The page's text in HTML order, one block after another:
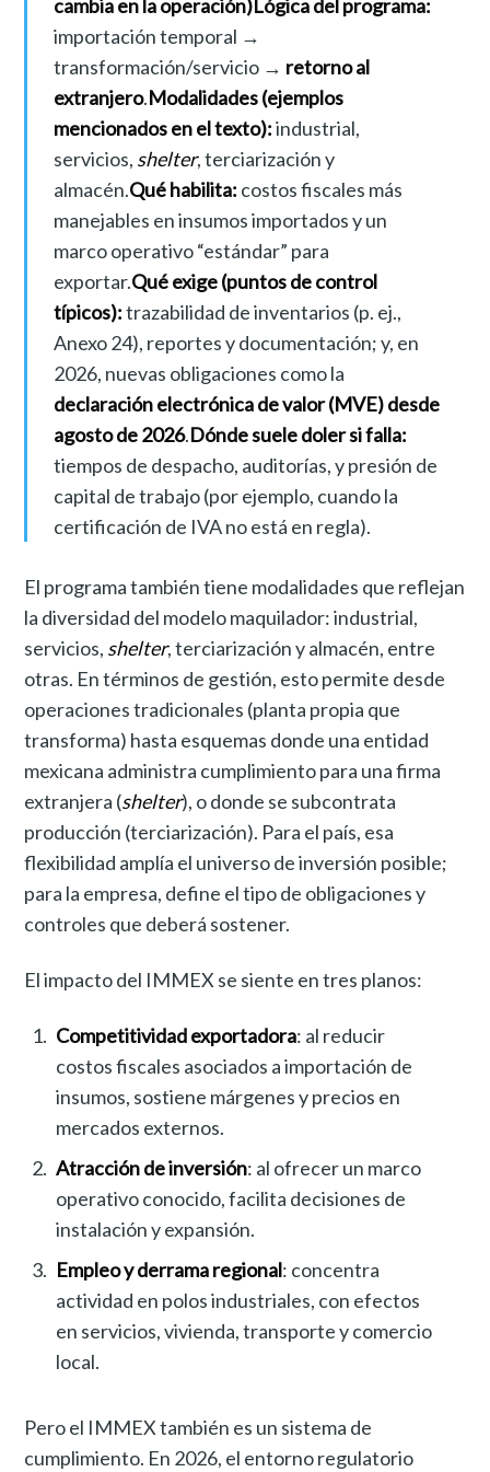
cambia en la operación)Lógica del programa:
importación temporal →
transformación/servicio → retorno al
extranjero.Modalidades (ejemplos
mencionados en el texto):industrial,
servicios, shelter, terciarización y
almacén.Qué habilita: costos fiscales más
manejables en insumos importados y un
marco operativo “estándar” para
exportar.Qué exige (puntos de control
típicos):trazabilidad de inventarios (p. ej.,
Anexo 24), reportes y documentación; y, en
2026, nuevas obligaciones como la
declaración electrónica de valor (MVE) desde
agosto de 2026.Dónde suele doler si falla:
tiempos de despacho, auditorías, y presión de
capital de trabajo (por ejemplo, cuando la
certificación de IVA no está en regla).
El programa también tiene modalidades que reflejan
la diversidad del modelo maquilador: industrial,
servicios, shelter, terciarización y almacén, entre
otras. En términos de gestión, esto permite desde
operaciones tradicionales (planta propia que
transforma) hasta esquemas donde una entidad
mexicana administra cumplimiento para una firma
extranjera (shelter), o donde se subcontrata
producción (terciarización). Para el país, esa
flexibilidad amplía el universo de inversión posible;
para la empresa, define el tipo de obligaciones y
controles que deberá sostener.
El impacto del IMMEX se siente en tres planos:
Competitividad exportadora: al reducir
costos fiscales asociados a importación de
insumos, sostiene márgenes y precios en
mercados externos.
Atracción de inversión: al ofrecer un marco
operativo conocido, facilita decisiones de
instalación y expansión.
Empleo y derrama regional: concentra
actividad en polos industriales, con efectos
en servicios, vivienda, transporte y comercio
local.
Pero el IMMEX también es un sistema de
cumplimiento. En 2026, el entorno regulatorio